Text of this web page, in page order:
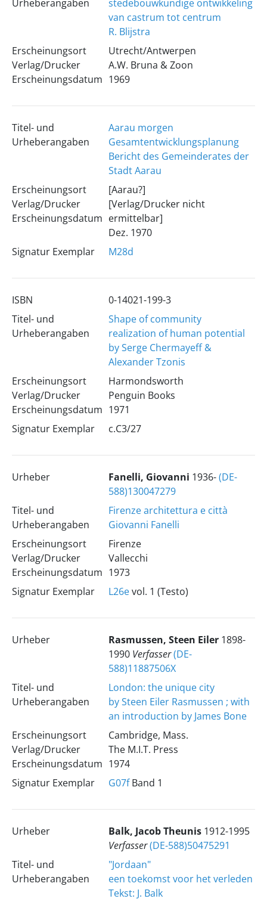
Urheberangaben
stedebouwkundige ontwikkeling
van castrum tot centrum
R. Blijstra
Erscheinungsort
Verlag/Drucker
Erscheinungsdatum
Utrecht/Antwerpen
A.W. Bruna & Zoon
1969
Titel- und
Urheberangaben
Aarau morgen
Gesamtentwicklungsplanung
Bericht des Gemeinderates der
Stadt Aarau
Erscheinungsort
Verlag/Drucker
Erscheinungsdatum
[Aarau?]
[Verlag/Drucker nicht
ermittelbar]
Dez. 1970
Signatur Exemplar
M28d
ISBN
0-14021-199-3
Titel- und
Urheberangaben
Shape of community
realization of human potential
by Serge Chermayeff &
Alexander Tzonis
Erscheinungsort
Verlag/Drucker
Erscheinungsdatum
Harmondsworth
Penguin Books
1971
Signatur Exemplar
c.C3/27
Urheber Fanelli, Giovanni 1936-(DE-
588)130047279
Titel- und
Urheberangaben
Firenze architettura e città
Giovanni Fanelli
Erscheinungsort
Verlag/Drucker
Erscheinungsdatum
Firenze
Vallecchi
1973
Signatur Exemplar
L26evol. 1 (Testo)
Urheber Rasmussen, Steen Eiler 1898-
1990 Verfasser(DE-
588)11887506X
Titel- und
Urheberangaben
London: the unique city
by Steen Eiler Rasmussen ; with
an introduction by James Bone
Erscheinungsort
Verlag/Drucker
Erscheinungsdatum
Cambridge, Mass.
The M.I.T. Press
1974
Signatur Exemplar
G07fBand 1
Urheber Balk, Jacob Theunis 1912-1995
Verfasser(DE-588)50475291
Titel- und
Urheberangaben
"Jordaan"
een toekomst voor het verleden
Tekst: J. Balk